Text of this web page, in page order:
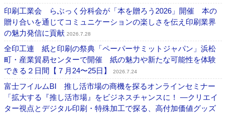
印刷工業会 らぶっく分科会が「本を贈ろう2026」開催 本の
贈り合いを通じてコミュニケーションの楽しさを伝え印刷業界
の魅力発信に貢献 2026.7.28
全印工連 紙と印刷の祭典「ペーパーサミットジャパン」浜松
町・産業貿易センターで開催 紙の魅力や新たな可能性を体験
できる２日間【７月24〜25日】
2026.7.24
富士フイルムBI 推し活市場の商機を探るオンラインセミナー
「拡大する『推し活市場』をビジネスチャンスに！ ―クリエイ
ター視点とデジタル印刷・特殊加工で探る、高付加価値グッズ